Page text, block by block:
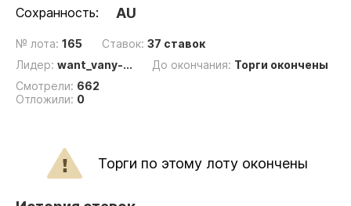
Сохранность: AU
№ лота: 165 Ставок: 37 ставок
Лидер: want_vany-... До окончания: Торги окончены
Смотрели: 662
Отложили: 0
Торги по этому лоту окончены